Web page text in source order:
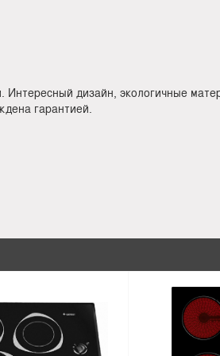
дизайн, экологичные
гарантией.